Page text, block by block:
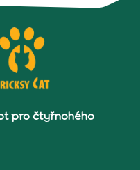
pro čtyřnohého